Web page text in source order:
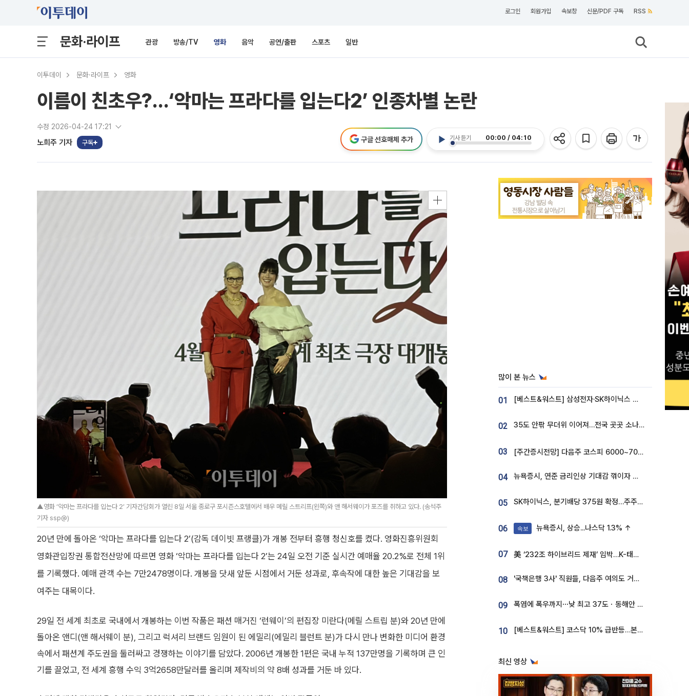
로그인 회원가입 속보창 신문/PDF 구독 RSS
문화·라이프 관광 방송/TV 영화 음악 공연/출판 스포츠 일반
이투데이 문화·라이프 영화
이름이 친초우?…‘악마는 프라다를 입는다2’ 인종차별 논란
수정 2026-04-24 17:21
노희주 기자 구독
기사 듣기 00:00 / 04:10
구글 선호매체 추가
▲영화 ‘악마는 프라다를 입는다 2’ 기자간담회가 열린 8일 서울 종로구 포시즌스호텔에서 배우 메릴 스트리프(왼쪽)와 앤 해서웨이가 포즈를 취하고 있다. (송석주
기자 ssp@)
20년 만에 돌아온 ‘악마는 프라다를 입는다 2’(감독 데이빗 프랭클)가 개봉 전부터 흥행 청신호를 켰다. 영화진흥위원회
영화관입장권 통합전산망에 따르면 영화 ‘악마는 프라다를 입는다 2’는 24일 오전 기준 실시간 예매율 20.2%로 전체 1위
를 기록했다. 예매 관객 수는 7만2478명이다. 개봉을 닷새 앞둔 시점에서 거둔 성과로, 후속작에 대한 높은 기대감을 보
여주는 대목이다.
29일 전 세계 최초로 국내에서 개봉하는 이번 작품은 패션 매거진 ‘런웨이’의 편집장 미란다(메릴 스트립 분)와 20년 만에
돌아온 앤디(앤 해서웨이 분), 그리고 럭셔리 브랜드 임원이 된 에밀리(에밀리 블런트 분)가 다시 만나 변화한 미디어 환경
속에서 패션계 주도권을 둘러싸고 경쟁하는 이야기를 담았다. 2006년 개봉한 1편은 국내 누적 137만명을 기록하며 큰 인
기를 끌었고, 전 세계 흥행 수익 3억2658만달러를 올리며 제작비의 약 8배 성과를 거둔 바 있다.
많이 본 뉴스
01 [베스트&워스트] 삼성전자·SK하이닉스 밀린 한 주…상상인증권은 85% 급등
02 35도 안팎 무더위 이어져…전국 곳곳 소나기 [오늘 날씨]
03 [주간증시전망] 다음주 코스피 6000~7000⋯“外人 수급은 정책이 변수”
04 뉴욕증시, 연준 금리인상 기대감 꺾이자 상승...S&P500 사상 최고치 [종합]
05 SK하이닉스, 분기배당 375원 확정…주주환원책 9월로 앞당겨 발표
06 속보 뉴욕증시, 상승...나스닥 1.3% ↑
07 美 ‘232조 하이브리드 제재’ 임박…K-태양광, 불확실성 털고 날개 다나
08 '국책은행 3사' 직원들, 다음주 여의도 거리 나서는 까닭은
09 폭염에 폭우까지⋯낮 최고 37도ㆍ동해안 강한 비 [날씨]
10 [베스트&워스트] 코스닥 10% 급반등…본느, 최대주주 변경 기대에 270% 폭등
최신 영상